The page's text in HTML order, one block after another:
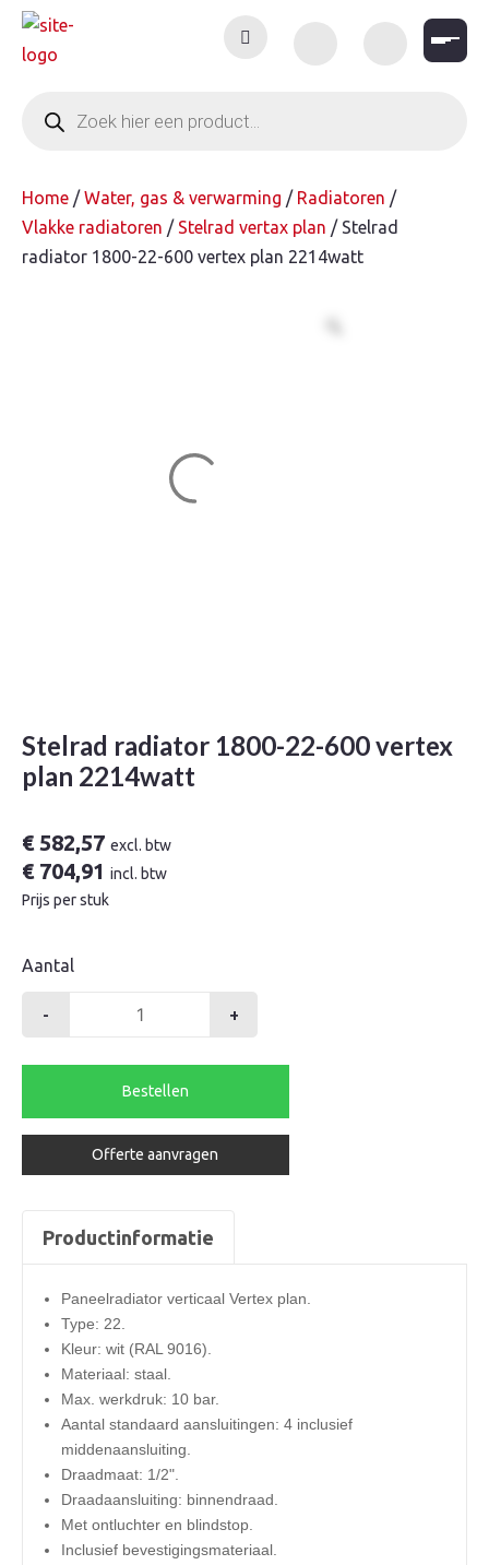
Skip
zoeken
Home /Water, gas & verwarming / Radiatoren /
Vlakke radiatoren / Stelrad vertax plan / Stelrad
radiator 1800-22-600 vertex plan 2214watt
Stelrad radiator 1800-22-600 vertex
plan 2214watt
€582,57 excl. btw
€704,91 incl. btw
Prijs per stuk
Aantal
-
22-
vertex
2214watt
+
Bestellen
Offerte aanvragen
Productinformatie
Paneelradiator verticaal Vertex plan.
Type: 22.
Kleur: wit (RAL 9016).
Materiaal: staal.
Max. werkdruk: 10 bar.
Aantal standaard aansluitingen: 4 inclusief
middenaansluiting.
Draadmaat: 1/2".
Draadaansluiting: binnendraad.
Met ontluchter en blindstop.
Inclusief bevestigingsmateriaal.